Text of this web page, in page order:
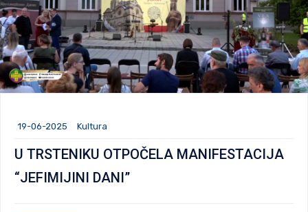
19-06-2025 Kultura
U TRSTENIKU OTPOČELA MANIFESTACIJA
“JEFIMIJINI DANI”